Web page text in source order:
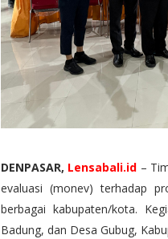
DENPASAR, Lensabali.id –
evaluasi (monev) terhadap
berbagai kabupaten/kota.
Badung, dan Desa Gubug,